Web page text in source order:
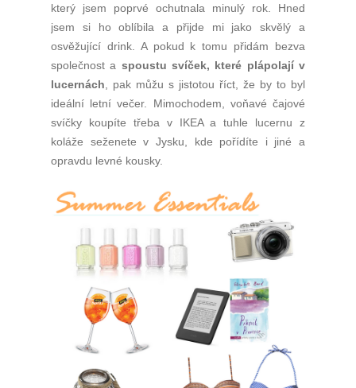
který jsem poprvé ochutnala minulý rok. Hned
jsem si ho oblíbila a přijde mi jako skvělý a
osvěžující drink. A pokud k tomu přidám bezva
společnost a spoustu svíček, které plápolají v
lucernách, pak můžu s jistotou říct, že by to byl
ideální letní večer. Mimochodem, voňavé čajové
svíčky koupíte třeba v IKEA a tuhle lucernu z
koláže seženete v Jysku, kde pořídíte i jiné a
opravdu levné kousky.